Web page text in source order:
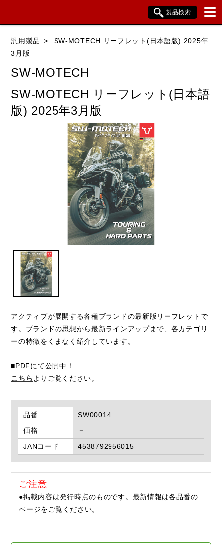
製品検索
データを準備しています。
閉じる
汎用製品
SW-MOTECH リーフレット(日本語版) 2025年
3月版
SW-MOTECH
SW-MOTECH リーフレット(日本語
版) 2025年3月版
アクティブが展開する各種ブランドの最新版リーフレットで
す。ブランドの思想から最新ラインアップまで、各カテゴリ
ーの特徴をくまなく紹介しています。
■PDFにて公開中！
こちらよりご覧ください。
品番
SW00014
価格
－
JANコード
4538792956015
ご注意
●掲載内容は発行時点のものです。最新情報は各品番の
ページをご覧ください。